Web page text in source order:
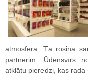
atmosfērā. Tā rosina
partnerim. Ūdensvīrs
atklātu pieredzi, kas rada